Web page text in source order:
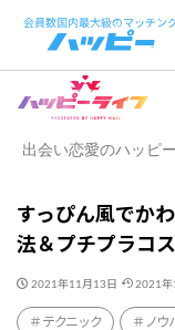
出会い恋愛のハッピ
すっぴん風でか
法＆プチプラコ
2021年11月13日 2021年
テクニック ノウ